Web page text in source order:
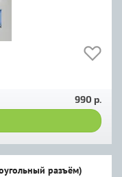
990 р.
разъём)